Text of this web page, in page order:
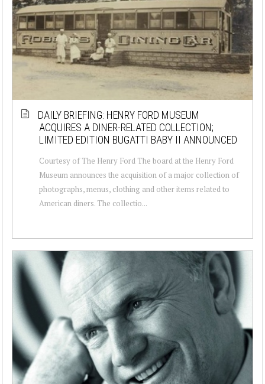
DAILY BRIEFING: HENRY FORD MUSEUM
ACQUIRES A DINER-RELATED COLLECTION;
LIMITED EDITION BUGATTI BABY II ANNOUNCED
Courtesy of The Henry Ford The board at the Henry Ford
Museum announces the acquisition of a major collection of
photographs, menus, clothing and other items related to
American diners. The collectio...